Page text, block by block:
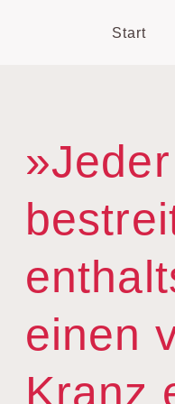
Start
einen
Kranz